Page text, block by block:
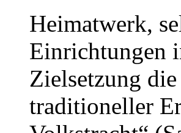
Heimatwerk,
Einrichtungen
Zielsetzung
traditioneller